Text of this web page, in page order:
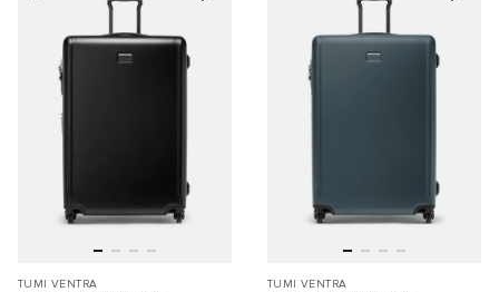
TUMI VENTRA TUMI VENTRA